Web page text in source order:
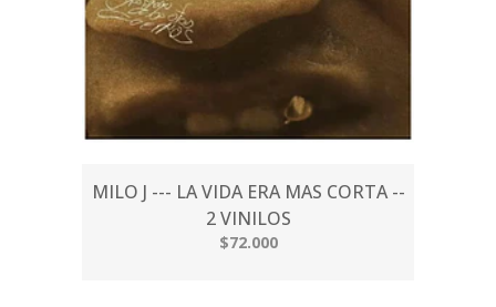
MILO J --- LA VIDA ERA MAS CORTA --
2 VINILOS
$72.000